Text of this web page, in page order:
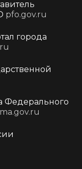
pfo.gov.ru
города
Федерального